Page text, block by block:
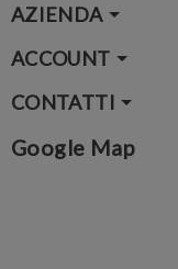
AZIENDA
ACCOUNT
CONTATTI
Google Map